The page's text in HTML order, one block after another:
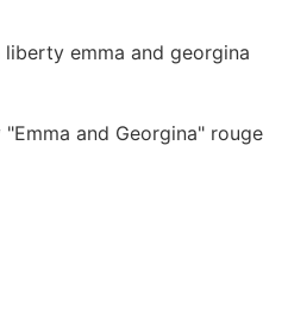
and Georgina" rouge